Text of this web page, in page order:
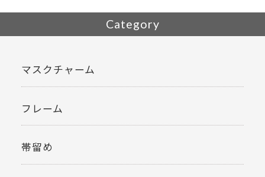
Category
マスクチャーム
フレーム
帯留め